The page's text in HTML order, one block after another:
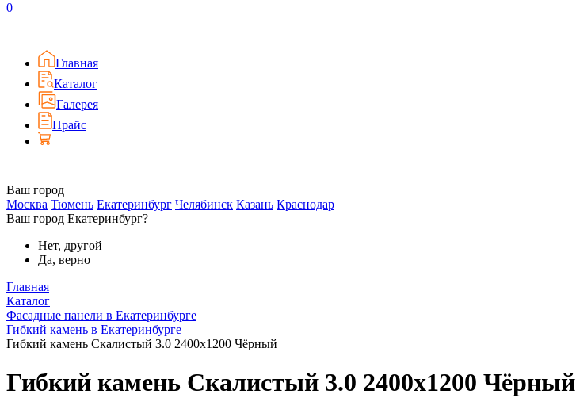
0
Главная
Каталог
Галерея
Прайс
Ваш город
Москва Тюмень Екатеринбург Челябинск Казань Краснодар
Ваш город Екатеринбург?
Нет, другой
Да, верно
Главная
Каталог
Фасадные панели в Екатеринбурге
Гибкий камень в Екатеринбурге
Гибкий камень Скалистый 3.0 2400x1200 Чёрный
Гибкий камень Скалистый 3.0 2400x1200 Чёрный